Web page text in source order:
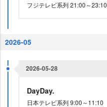
フジテレビ系列 21:00～23:10
2026-05
2026-05-28
DayDay.
日本テレビ系列 9:00～11:10